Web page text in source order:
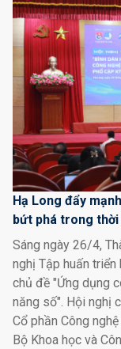
Hạ Long đẩy
bứt phá trong
Sáng ngày 26/4,
nghị Tập huấn triển
chủ đề "Ứng dụng
năng số". Hội nghị
Cổ phần Công
Bộ Khoa học và